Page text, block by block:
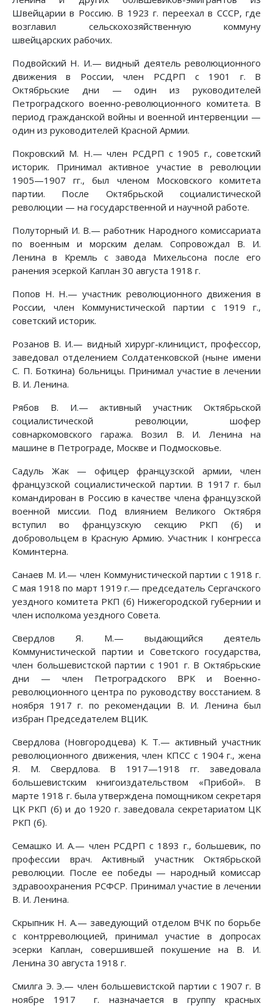
Швейцарии в Россию. В 1923 г. переехал в СССР, где
возглавил сельскохозяйственную коммуну
швейцарских рабочих.
Подвойский Н. И.— видный деятель революционного
движения в России, член РСДРП с 1901 г. В
Октябрьские дни — один из руководителей
Петроградского военно-революционного комитета. В
период гражданской войны и военной интервенции —
один из руководителей Красной Армии.
Покровский М. Н.— член РСДРП с 1905 г., советский
историк. Принимал активное участие в революции
1905—1907 гг., был членом Московского комитета
партии. После Октябрьской социалистической
революции — на государственной и научной работе.
Полуторный И. В.— работник Народного комиссариата
по военным и морским делам. Сопровождал В. И.
Ленина в Кремль с завода Михельсона после его
ранения эсеркой Каплан 30 августа 1918 г.
Попов Н. Н.— участник революционного движения в
России, член Коммунистической партии с 1919 г.,
советский историк.
Розанов В. И.— видный хирург-клиницист, профессор,
заведовал отделением Солдатенковской (ныне имени
С. П. Боткина) больницы. Принимал участие в лечении
В. И. Ленина.
Рябов В. И.— активный участник Октябрьской
социалистической революции, шофер
совнаркомовского гаража. Возил В. И. Ленина на
машине в Петрограде, Москве и Подмосковье.
Садуль Жак — офицер французской армии, член
французской социалистической партии. В 1917 г. был
командирован в Россию в качестве члена французской
военной миссии. Под влиянием Великого Октября
вступил во французскую секцию РКП (б) и
добровольцем в Красную Армию. Участник I конгресса
Коминтерна.
Санаев М. И.— член Коммунистической партии с 1918 г.
С мая 1918 по март 1919 г.— председатель Сергачского
уездного комитета РКП (б) Нижегородской губернии и
член исполкома уездного Совета.
Свердлов Я. М.— выдающийся деятель
Коммунистической партии и Советского государства,
член большевистской партии с 1901 г. В Октябрьские
дни — член Петроградского ВРК и Военно-
революционного центра по руководству восстанием. 8
ноября 1917 г. по рекомендации В. И. Ленина был
избран Председателем ВЦИК.
Свердлова (Новгородцева) К. Т.— активный участник
революционного движения, член КПСС с 1904 г., жена
Я. М. Свердлова. В 1917—1918 гг. заведовала
большевистским книгоиздательством «Прибой». В
марте 1918 г. была утверждена помощником секретаря
ЦК РКП (б) и до 1920 г. заведовала секретариатом ЦК
РКП (б).
Семашко И. А.— член РСДРП с 1893 г., большевик, по
профессии врач. Активный участник Октябрьской
революции. После ее победы — народный комиссар
здравоохранения РСФСР. Принимал участие в лечении
В. И. Ленина.
Скрыпник Н. А.— заведующий отделом ВЧК по борьбе
с контрреволюцией, принимал участие в допросах
эсерки Каплан, совершившей покушение на В. И.
Ленина 30 августа 1918 г.
Смилга Э. Э.— член большевистской партии с 1907 г. В
ноябре 1917 г. назначается в группу красных